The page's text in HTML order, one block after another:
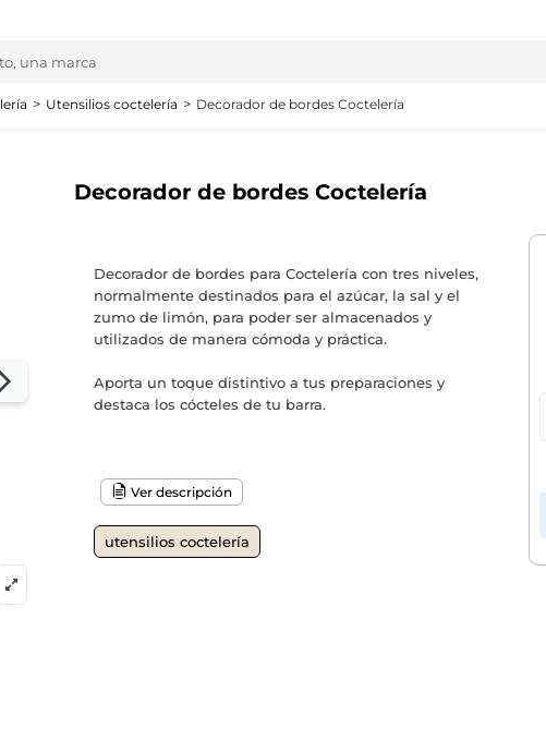
Utensilios coctelería Decorador de bordes Coctelería
Decorador de bordes Coctelería
Decorador de bordes para Coctelería con tres niveles,
normalmente destinados para el azúcar, la sal y el
zumo de limón, para poder ser almacenados y
utilizados de manera cómoda y práctica.
Aporta un toque distintivo a tus preparaciones y
destaca los cócteles de tu barra.
Ver descripción
utensilios coctelería